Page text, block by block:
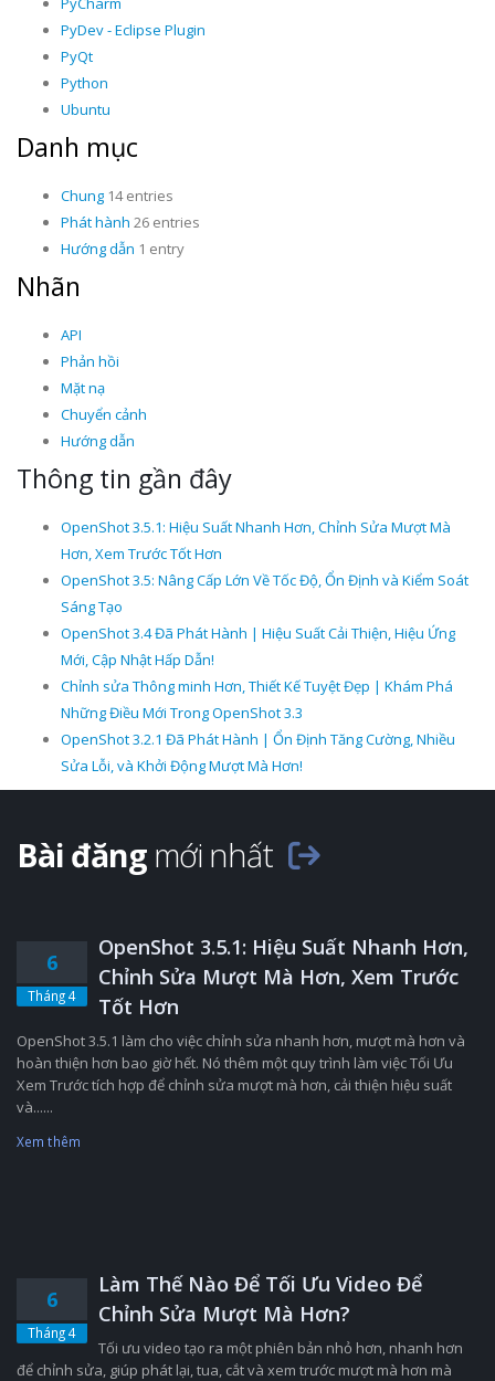
PyDev - Eclipse Plugin
PyQt
Python
Ubuntu
Danh mục
Chung 14 entries
Phát hành 26 entries
Hướng dẫn 1 entry
Nhãn
API
Phản hồi
Mặt nạ
Chuyển cảnh
Hướng dẫn
Thông tin gần đây
OpenShot 3.5.1: Hiệu Suất Nhanh Hơn, Chỉnh Sửa Mượt Mà
Hơn, Xem Trước Tốt Hơn
OpenShot 3.5: Nâng Cấp Lớn Về Tốc Độ, Ổn Định và Kiểm Soát
Sáng Tạo
OpenShot 3.4 Đã Phát Hành | Hiệu Suất Cải Thiện, Hiệu Ứng
Mới, Cập Nhật Hấp Dẫn!
Chỉnh sửa Thông minh Hơn, Thiết Kế Tuyệt Đẹp | Khám Phá
Những Điều Mới Trong OpenShot 3.3
OpenShot 3.2.1 Đã Phát Hành | Ổn Định Tăng Cường, Nhiều
Sửa Lỗi, và Khởi Động Mượt Mà Hơn!
Bài đăng mới nhất
6
Tháng 4
OpenShot 3.5.1: Hiệu Suất Nhanh Hơn,
Chỉnh Sửa Mượt Mà Hơn, Xem Trước
Tốt Hơn
OpenShot 3.5.1 làm cho việc chỉnh sửa nhanh hơn, mượt mà hơn và
hoàn thiện hơn bao giờ hết. Nó thêm một quy trình làm việc Tối Ưu
Xem Trước tích hợp để chỉnh sửa mượt mà hơn, cải thiện hiệu suất
và......
Xem thêm
6
Tháng 4
Làm Thế Nào Để Tối Ưu Video Để
Chỉnh Sửa Mượt Mà Hơn?
Tối ưu video tạo ra một phiên bản nhỏ hơn, nhanh hơn
để chỉnh sửa, giúp phát lại, tua, cắt và xem trước mượt mà hơn mà